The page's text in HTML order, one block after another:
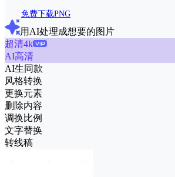
免费下载PNG
用AI处理成想要的图片
超清4k
AI高清
AI生同款
风格转换
更换元素
删除内容
调换比例
文字替换
转线稿